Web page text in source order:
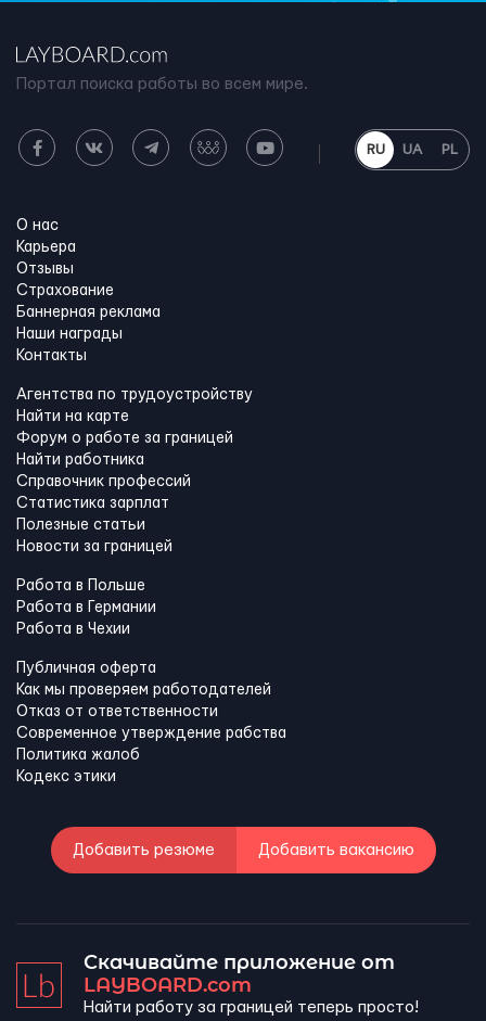
Портал поиска работы во всем мире.
RU UA PL
О нас
Карьера
Отзывы
Страхование
Баннерная реклама
Наши награды
Контакты
Агентства по трудоустройству
Найти на карте
Форум о работе за границей
Найти работника
Справочник профессий
Статистика зарплат
Полезные статьи
Новости за границей
Работа в Польше
Работа в Германии
Работа в Чехии
Публичная оферта
Как мы проверяем работодателей
Отказ от ответственности
Современное утверждение рабства
Политика жалоб
Кодекс этики
Добавить резюме Добавить вакансию
Скачивайте приложение от
LAYBOARD.com
Найти работу за границей теперь просто!